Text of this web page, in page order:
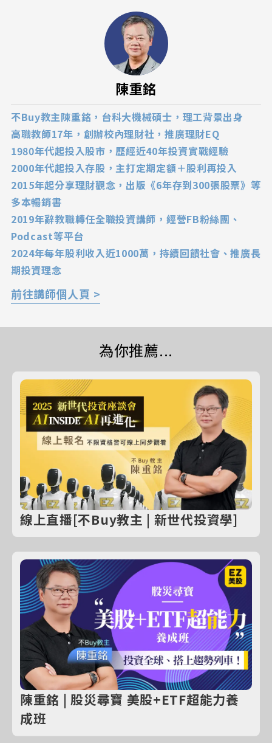
陳重銘
不Buy教主陳重銘，台科大機械碩士，理工背景出身
高職教師17年，創辦校內理財社，推廣理財EQ
1980年代起投入股市，歷經近40年投資實戰經驗
2000年代起投入存股，主打定期定額＋股利再投入
2015年起分享理財觀念，出版《6年存到300張股票》等
多本暢銷書
2019年辭教職轉任全職投資講師，經營FB粉絲團、
Podcast等平台
2024年每年股利收入近1000萬，持續回饋社會、推廣長
期投資理念
前往講師個人頁 >
為你推薦...
線上直播[不Buy教主 | 新世代投資學]
陳重銘 | 股災尋寶 美股+ETF超能力養
成班